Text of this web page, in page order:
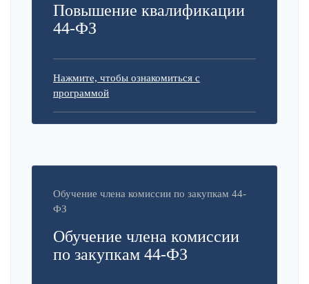
Повышение квалификации
44-ФЗ
Нажмите, чтобы ознакомиться с
программой
Обучение члена комиссии по закупкам 44-
ФЗ
Обучение члена комиссии
по закупкам 44-ФЗ